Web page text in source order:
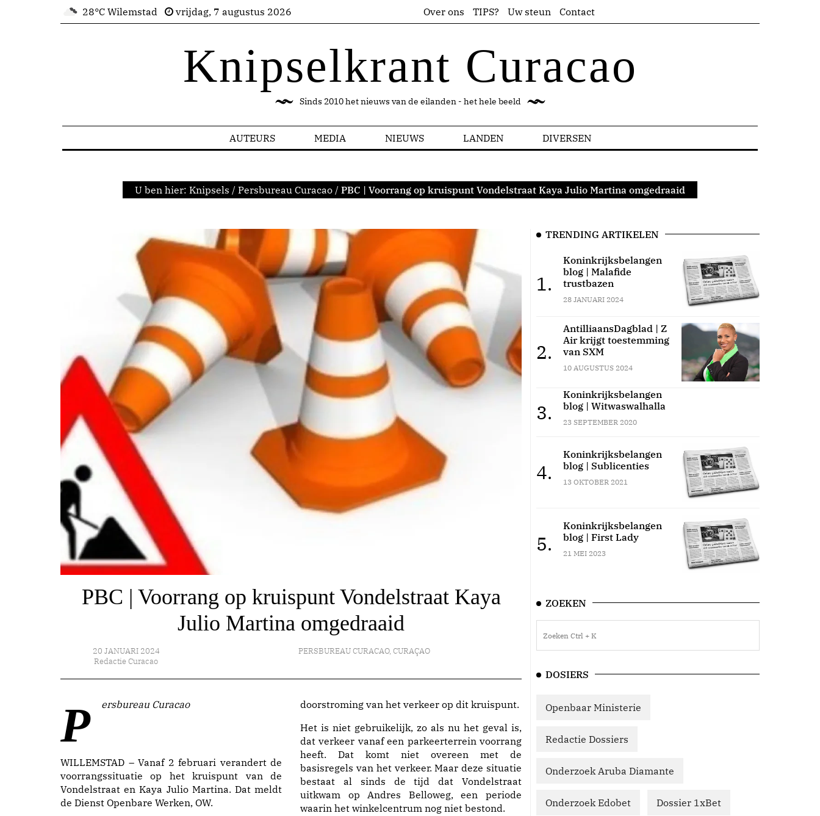
28°C Wilemstad vrijdag, 7 augustus 2026 Over ons TIPS? Uw steun Contact
Knipselkrant Curacao
Sinds 2010 het nieuws van de eilanden - het hele beeld
AUTEURS MEDIA NIEUWS LANDEN DIVERSEN
U ben hier: Knipsels / Persbureau Curacao / PBC | Voorrang op kruispunt Vondelstraat Kaya Julio Martina omgedraaid
PBC | Voorrang op kruispunt Vondelstraat Kaya
Julio Martina omgedraaid
20 JANUARI 2024
Redactie Curacao
PERSBUREAU CURACAO, CURAÇAO
Persbureau Curacao
WILLEMSTAD – Vanaf 2 februari verandert de
voorrangssituatie op het kruispunt van de
Vondelstraat en Kaya Julio Martina. Dat meldt
de Dienst Openbare Werken, OW.
doorstroming van het verkeer op dit kruispunt.
Het is niet gebruikelijk, zo als nu het geval is,
dat verkeer vanaf een parkeerterrein voorrang
heeft. Dat komt niet overeen met de
basisregels van het verkeer. Maar deze situatie
bestaat al sinds de tijd dat Vondelstraat
uitkwam op Andres Belloweg, een periode
waarin het winkelcentrum nog niet bestond.
TRENDING ARTIKELEN
1.
Koninkrijksbelangen
blog | Malafide
trustbazen
28 JANUARI 2024
2.
AntilliaansDagblad | Z
Air krijgt toestemming
van SXM
10 AUGUSTUS 2024
3.
Koninkrijksbelangen
blog | Witwaswalhalla
23 SEPTEMBER 2020
4.
Koninkrijksbelangen
blog | Sublicenties
13 OKTOBER 2021
5.
Koninkrijksbelangen
blog | First Lady
21 MEI 2023
ZOEKEN
DOSIERS
Openbaar Ministerie
Redactie Dossiers
Onderzoek Aruba Diamante
Onderzoek Edobet Dossier 1xBet